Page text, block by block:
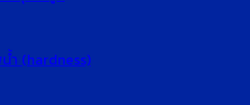
(hardness)